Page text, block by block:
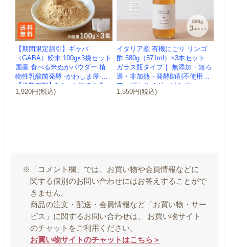
【期間限定割引】ギャバ
（GABA）粉末 100g×3袋セット
国産 食べる米ぬかパウダー 植
物性乳酸菌発酵 -かわしま屋-
【送料無料】*メール便での発
送...
1,920円(税込)
イタリア産 有機にごり リンゴ
酢 580g（571ml）×3本セット
ガラス瓶タイプ｜ 無添加・無ろ
過・非加熱・発酵助剤不使用の
アップルサイダービネガー ...
1,550円(税込)
※「コメント欄」では、お買い物や会員情報などに
関する個別のお問い合わせにはお答えすることがで
きません。
商品の注文・配送・会員情報など「お買い物・サー
ビス」に関するお問い合わせは、 お買い物サイト
のチャットをご利用ください。
お買い物サイトのチャットはこちら＞